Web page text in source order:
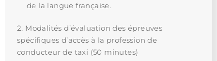
de la langue française.
2. Modalités d’évaluation des épreuves
spécifiques d’accès à la profession de
conducteur de taxi (50 minutes)